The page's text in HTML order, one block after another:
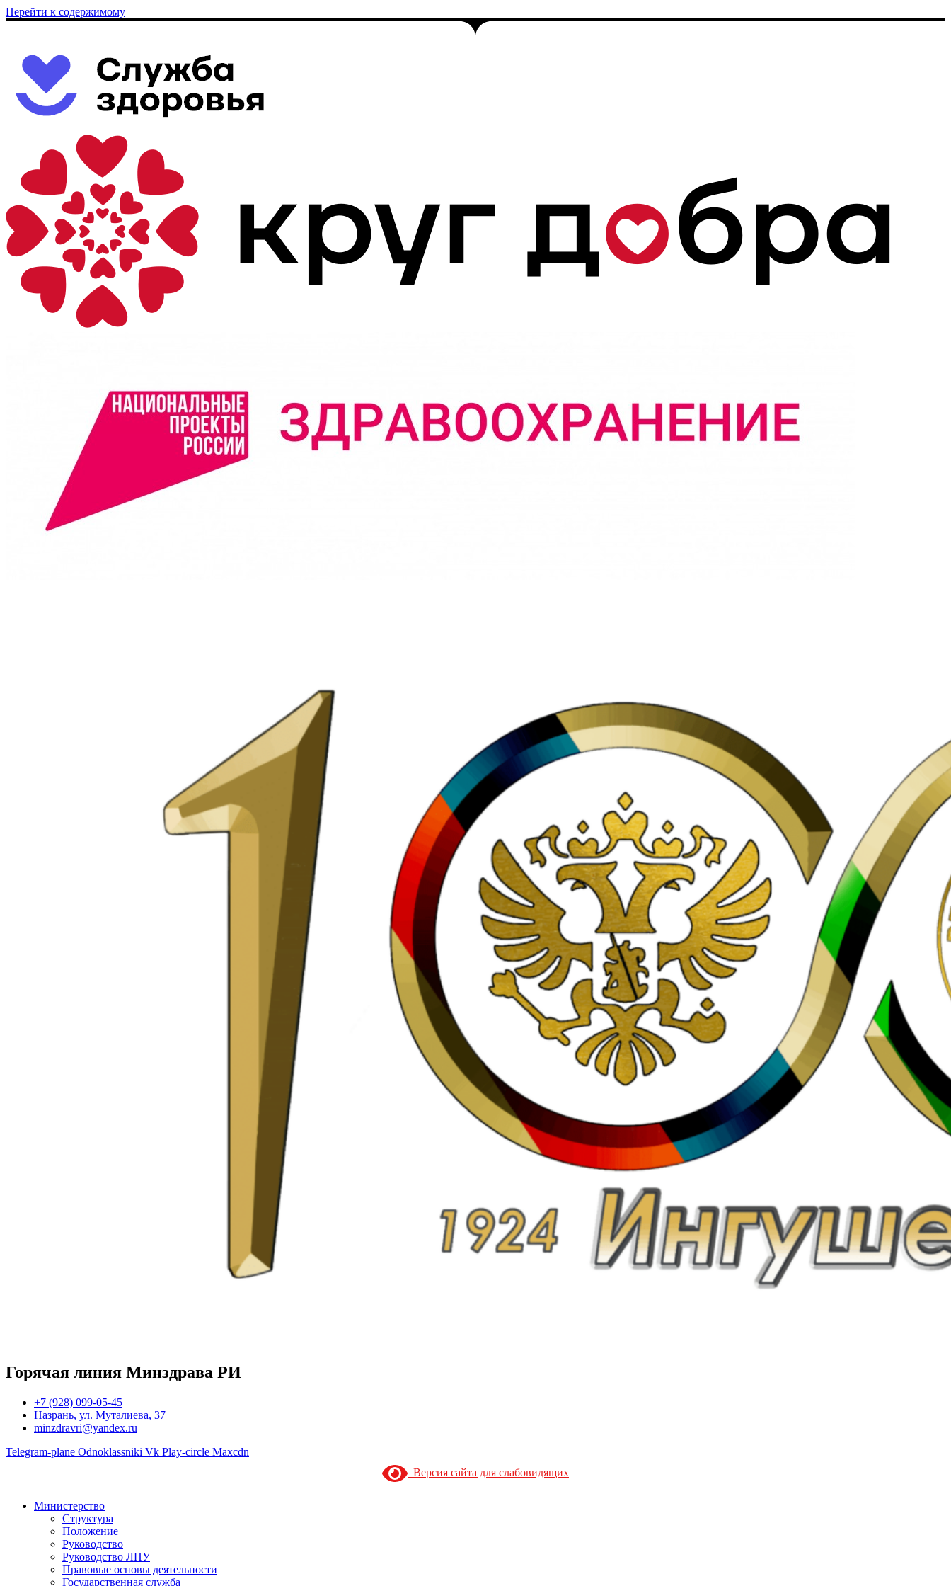
Перейти к содержимому
Горячая линия Минздрава РИ
+7 (928) 099-05-45
Назрань, ул. Муталиева, 37
minzdravri@yandex.ru
Telegram-plane Odnoklassniki Vk Play-circle Maxcdn
Версия сайта для слабовидящих
Министерство
Структура
Положение
Руководство
Руководство ЛПУ
Правовые основы деятельности
Государственная служба